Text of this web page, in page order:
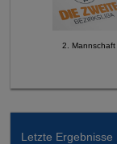
2. Mannschaft
Letzte Ergebnisse